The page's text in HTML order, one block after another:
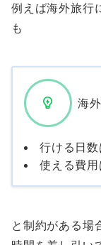
例えば海外旅行
も
海
行ける日
使える費
と制約がある場